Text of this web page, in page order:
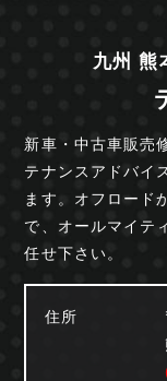
九州 熊
新車・中古車販売
テナンスアドバイ
ます。オフロード
で、オールマイテ
任せ下さい。
住所